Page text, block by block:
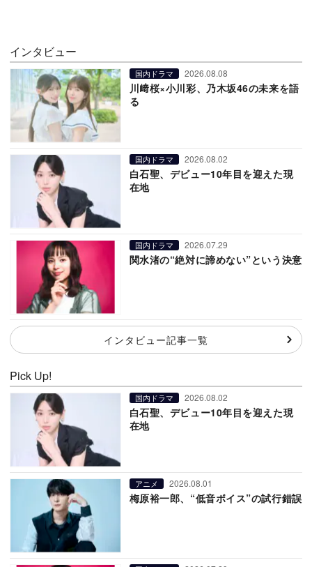
インタビュー
国内ドラマ 2026.08.08
川﨑桜×小川彩、乃木坂46の未来を語
る
国内ドラマ 2026.08.02
白石聖、デビュー10年目を迎えた現
在地
国内ドラマ 2026.07.29
関水渚の“絶対に諦めない”という決意
インタビュー記事一覧
Pick Up!
国内ドラマ 2026.08.02
白石聖、デビュー10年目を迎えた現
在地
アニメ 2026.08.01
梅原裕一郎、“低音ボイス”の試行錯誤